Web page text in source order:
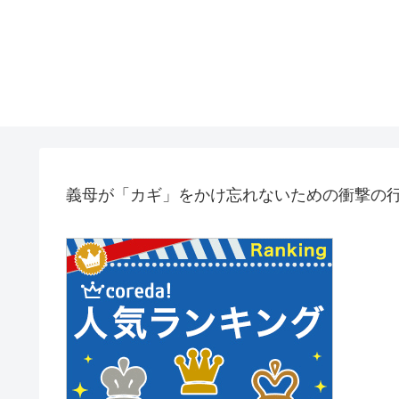
義母が「カギ」をかけ忘れないための衝撃の